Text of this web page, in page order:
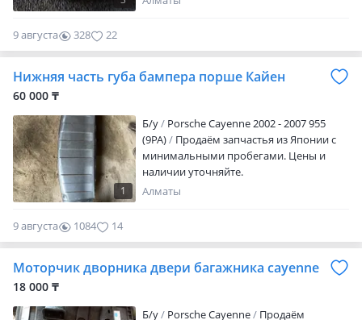
9 августа 328 22
Нижняя часть губа бампера порше Кайен
60 000 ₸
1
Б/y
Porsche Cayenne 2002 - 2007 955
(9PA)
Продаём запчастья из Японии с
минимальными пробегами. Цены и
наличии уточняйте.
Алматы
9 августа 1084 14
Моторчик дворника двери багажника cayenne
18 000 ₸
Б/y Porsche Cayenne
Продаём